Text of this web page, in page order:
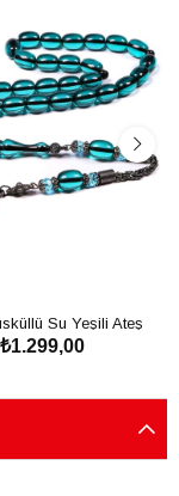
Su Yeşili Ateş
Tesbih
₺1.299,00